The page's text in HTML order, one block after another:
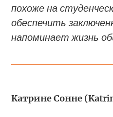
похоже на
обеспечить
напоминает жизнь
Катрине Сонне